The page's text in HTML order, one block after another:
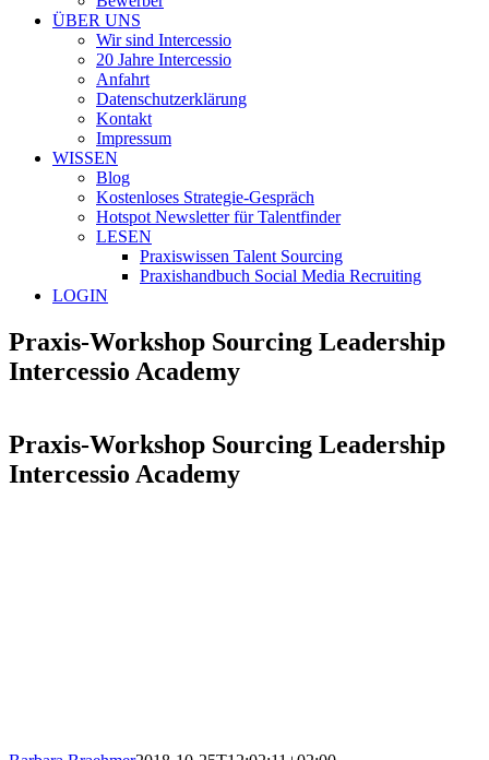
ÜBER UNS
Wir sind Intercessio
20 Jahre Intercessio
Anfahrt
Datenschutzerklärung
Kontakt
Impressum
WISSEN
Blog
Kostenloses Strategie-Gespräch
Hotspot Newsletter für Talentfinder
LESEN
Praxiswissen Talent Sourcing
Praxishandbuch Social Media Recruiting
LOGIN
Praxis-Workshop Sourcing Leadership
Intercessio Academy
Praxis-Workshop Sourcing Leadership
Intercessio Academy